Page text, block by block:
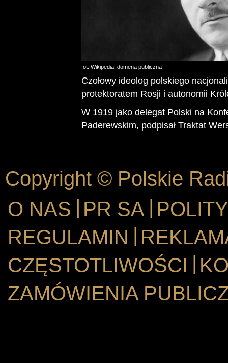
fot. Wikipedia, domena publiczna
Czołowy ideolog polskiego
protektoratem Rosji i autonomii
W 1919 jako delegat Polski na
Paderewskim, podpisał Traktat
Copyright © Polskie
O NAS | PR SA |
REGULAMIN |
CZĘSTOTLIWOŚCI |
ZAMÓWIENIA